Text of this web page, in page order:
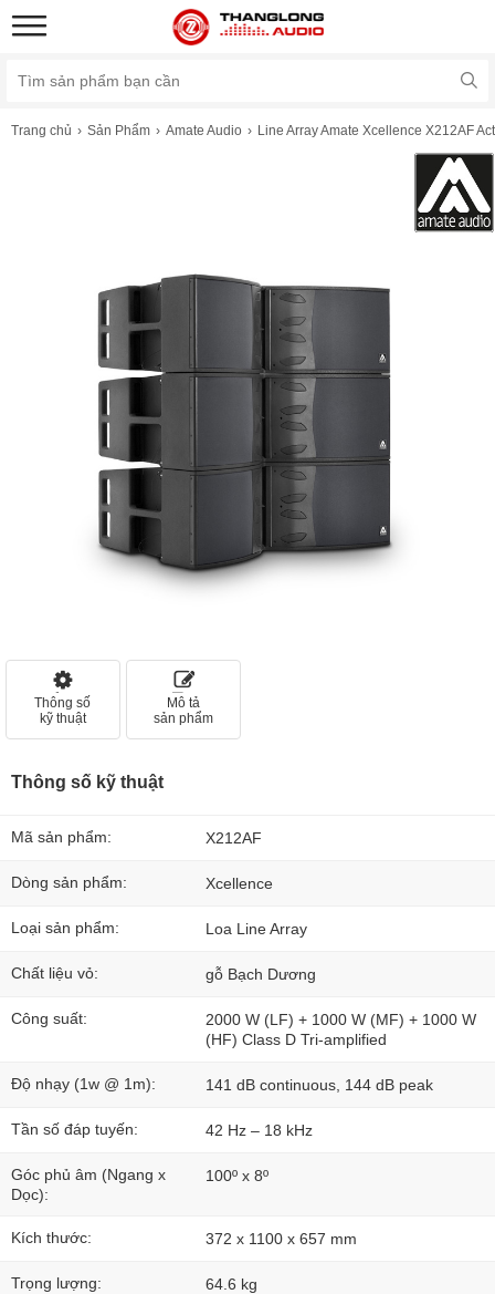
Trang chủ Sản Phẩm Amate Audio Line Array Amate Xcellence X212AF
Thông số
kỹ thuật
Mô tả
sản phẩm
Thông số kỹ thuật
Mã sản phẩm: X212AF
Dòng sản phẩm: Xcellence
Loại sản phẩm: Loa Line Array
Chất liệu vỏ: gỗ Bạch Dương
Công suất:
2000 W (LF) + 1000 W (MF) + 1000 W
(HF) Class D Tri-amplified
Độ nhạy (1w @ 1m): 141 dB continuous, 144 dB peak
Tần số đáp tuyến: 42 Hz – 18 kHz
Góc phủ âm (Ngang x
Dọc):
100º x 8º
Kích thước: 372 x 1100 x 657 mm
Trọng lượng: 64.6 kg